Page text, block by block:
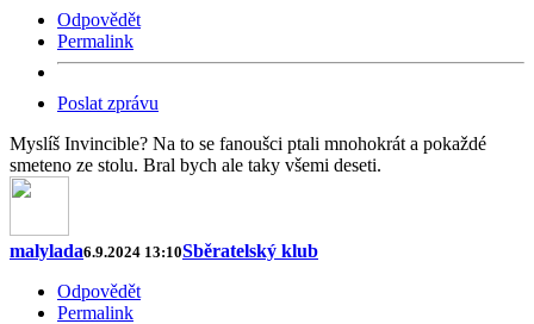
Odpovědět
Permalink
Poslat zprávu
Myslíš Invincible? Na to se fanoušci ptali mnohokrát a pokaždé
smeteno ze stolu. Bral bych ale taky všemi deseti.
malylada6.9.2024 13:10Sběratelský klub
Odpovědět
Permalink